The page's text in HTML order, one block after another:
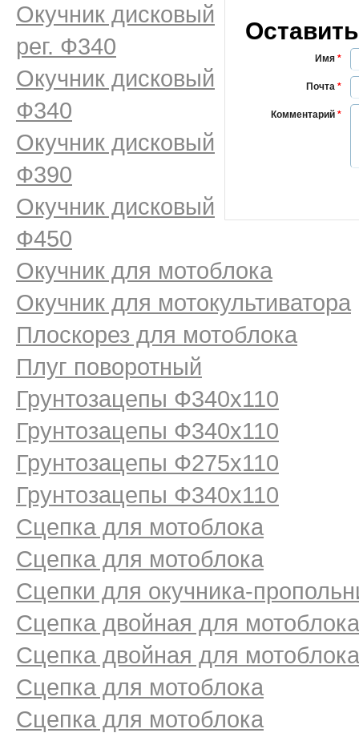
Имя *
Почта *
Комментарий *
Окучник дисковый
рег. Ф340
Окучник дисковый
Ф340
Окучник дисковый
Ф390
Окучник дисковый
Ф450
Окучник для мотоблока
Окучник для мотокультиватора
Плоскорез для мотоблока
Плуг поворотный
Грунтозацепы Ф340х110
Грунтозацепы Ф340х110
Грунтозацепы Ф275х110
Грунтозацепы Ф340х110
Сцепка для мотоблока
Сцепка для мотоблока
Сцепки для окучника-
Сцепка двойная для мотоблока
Сцепка двойная для мотоблока
Сцепка для мотоблока
Сцепка для мотоблока